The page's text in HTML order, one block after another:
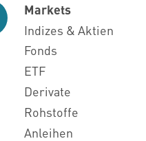
Markets
Indizes & Aktien
Fonds
ETF
Derivate
Rohstoffe
Anleihen